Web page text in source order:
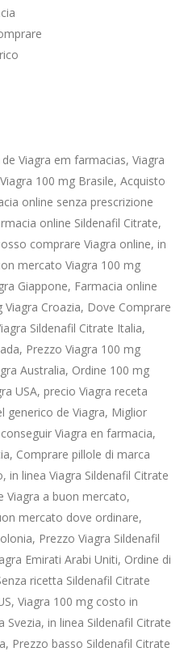
Viagra em farmacias, Viagra
100 mg Brasile, Acquisto
online senza prescrizione
online Sildenafil Citrate,
comprare Viagra online, in
mercato Viagra 100 mg
Giappone, Farmacia online
Croazia, Dove Comprare
Sildenafil Citrate Italia,
Prezzo Viagra 100 mg
Australia, Ordine 100 mg
USA, precio Viagra receta
generico de Viagra, Miglior
Viagra en farmacia,
Comprare pillole di marca
in linea Viagra Sildenafil Citrate
Viagra a buon mercato,
mercato dove ordinare,
Prezzo Viagra Sildenafil
Emirati Arabi Uniti, Ordine di
ricetta Sildenafil Citrate
Viagra 100 mg costo in
in linea Sildenafil Citrate
Prezzo basso Sildenafil Citrate